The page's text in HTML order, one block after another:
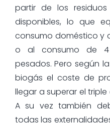
partir de los
disponibles, lo que
consumo doméstico y
o al consumo de 4
pesados. Pero según
biogás el coste de
llegar a superar el
A su vez también
todas las